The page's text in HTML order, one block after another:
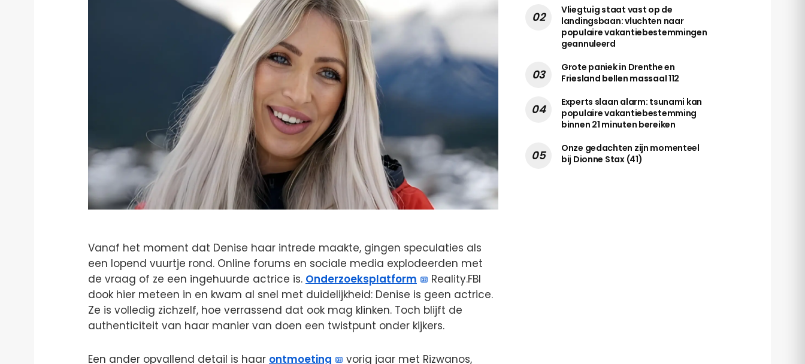
Vanaf het moment dat Denise haar intrede maakte, gingen speculaties als
een lopend vuurtje rond. Online forums en sociale media explodeerden met
de vraag of ze een ingehuurde actrice is. Onderzoeksplatform
Reality.FBI
dook hier meteen in en kwam al snel met duidelijkheid: Denise is geen actrice.
Ze is volledig zichzelf, hoe verrassend dat ook mag klinken. Toch blijft de
authenticiteit van haar manier van doen een twistpunt onder kijkers.
Een ander opvallend detail is haar ontmoeting
vorig jaar met Rizwanos,
Vliegtuig staat vast op de
landingsbaan: vluchten naar
populaire vakantiebestemmingen
geannuleerd
Grote paniek in Drenthe en
Friesland bellen massaal 112
Experts slaan alarm: tsunami kan
populaire vakantiebestemming
binnen 21 minuten bereiken
Onze gedachten zijn momenteel
bij Dionne Stax (41)